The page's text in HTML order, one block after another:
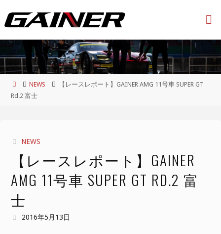
ツ
へ
ホ
ー
NEWS
【レースレポート】GAINER AMG 11号車 SUPER GT
Rd.2 富士
NEWS
【レースレポート】GAINER
AMG 11号車 SUPER GT RD.2 富
士
2016年5月13日